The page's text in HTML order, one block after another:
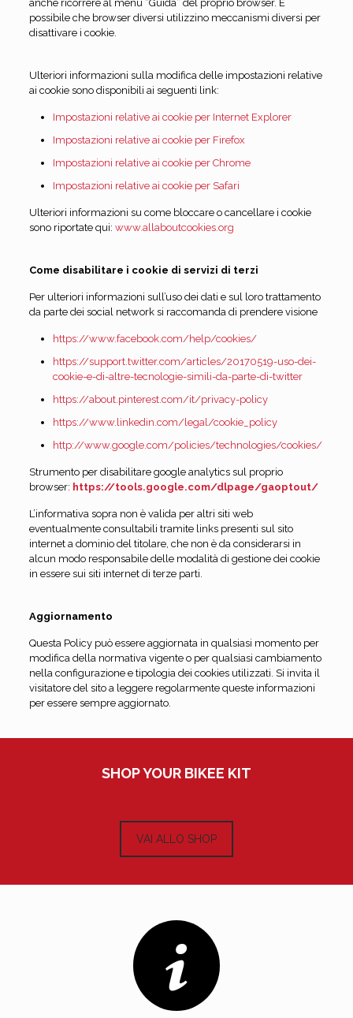
anche ricorrere al menu “Guida” del proprio browser. È
possibile che browser diversi utilizzino meccanismi diversi per
disattivare i cookie.
Ulteriori informazioni sulla modifica delle impostazioni relative
ai cookie sono disponibili ai seguenti link:
Impostazioni relative ai cookie per Internet Explorer
Impostazioni relative ai cookie per Firefox
Impostazioni relative ai cookie per Chrome
Impostazioni relative ai cookie per Safari
Ulteriori informazioni su come bloccare o cancellare i cookie
sono riportate qui: www.allaboutcookies.org
Come disabilitare i cookie di servizi di terzi
Per ulteriori informazioni sull’uso dei dati e sul loro trattamento
da parte dei social network si raccomanda di prendere visione
https://www.facebook.com/help/cookies/
https://support.twitter.com/articles/20170519-uso-dei-
cookie-e-di-altre-tecnologie-simili-da-parte-di-twitter
https://about.pinterest.com/it/privacy-policy
https://www.linkedin.com/legal/cookie_policy
http://www.google.com/policies/technologies/cookies/
Strumento per disabilitare google analytics sul proprio
browser: https://tools.google.com/dlpage/gaoptout/
L’informativa sopra non è valida per altri siti web
eventualmente consultabili tramite links presenti sul sito
internet a dominio del titolare, che non è da considerarsi in
alcun modo responsabile delle modalità di gestione dei cookie
in essere sui siti internet di terze parti.
Aggiornamento
Questa Policy può essere aggiornata in qualsiasi momento per
modifica della normativa vigente o per qualsiasi cambiamento
nella configurazione e tipologia dei cookies utilizzati. Si invita il
visitatore del sito a leggere regolarmente queste informazioni
per essere sempre aggiornato.
SHOP YOUR BIKEE KIT
VAI ALLO SHOP